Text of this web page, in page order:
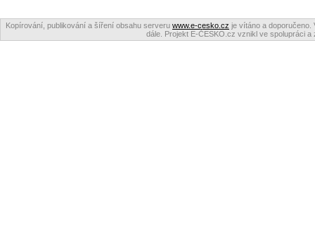
Kopírování, publikování a šíření obsahu serveru www.e-cesko.cz je vítáno a doporučeno.
dále. Projekt E-ČESKO.cz vznikl ve spolupráci